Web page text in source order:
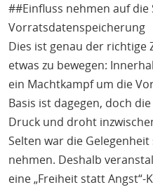
##Einfluss nehmen auf die
Vorratsdatenspeicherung
Dies ist genau der
etwas zu bewegen:
ein Machtkampf um die
Basis ist dagegen, doch
Druck und droht
Selten war die
nehmen. Deshalb
eine „Freiheit statt Angst“-